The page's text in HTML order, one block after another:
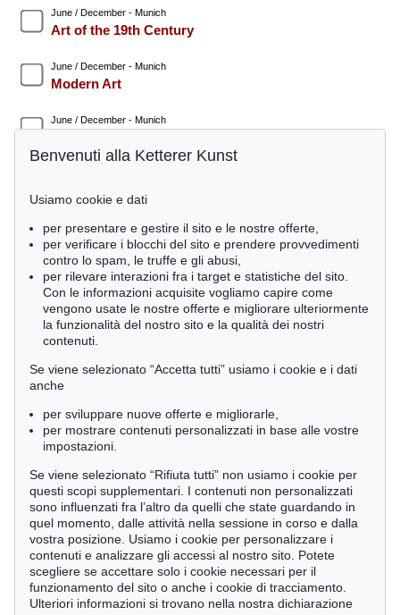
June / December - Munich
Art of the 19th Century
June / December - Munich
Modern Art
June / December - Munich
May / November - Hamburg
Rare Books
È interessato alla/e categoria/e?
Arte figurativa dal 1970 a oggi
Consenso relativo alla tutela dei dati.
Acconsento ad essere informato da Ketterer Kunst GmbH &
Co. KG tramite e-mail in merito ad artisti / ambiti artistici /
esclusivamente a tale scopo e non verranno messi a
disposizione di terzi soggetti. È mia facoltà revocare il
presente consenso in qualsiasi momento tramite e-mail a
offers@kettererkunst.com, tramite lettera a 'Ketterer Kunst
GmbH & Co. KG, Joseph-Wild-Str. 18, 81829 Monaco di
Baviera (Germania)‘, oppure utilizzando il link di
cancellazione contenuto nelle mail.
Protezione dei dati
Benvenuti alla Ketterer Kunst
Usiamo cookie e dati
per presentare e gestire il sito e le nostre offerte,
per verificare i blocchi del sito e prendere provvedimenti
contro lo spam, le truffe e gli abusi,
per rilevare interazioni fra i target e statistiche del sito.
Con le informazioni acquisite vogliamo capire come
vengono usate le nostre offerte e migliorare ulteriormente
la funzionalità del nostro sito e la qualità dei nostri
contenuti.
Se viene selezionato “Accetta tutti” usiamo i cookie e i dati
anche
per sviluppare nuove offerte e migliorarle,
per mostrare contenuti personalizzati in base alle vostre
impostazioni.
Se viene selezionato “Rifiuta tutti” non usiamo i cookie per
questi scopi supplementari. I contenuti non personalizzati
sono influenzati fra l’altro da quelli che state guardando in
quel momento, dalle attività nella sessione in corso e dalla
vostra posizione. Usiamo i cookie per personalizzare i
contenuti e analizzare gli accessi al nostro sito. Potete
scegliere se accettare solo i cookie necessari per il
funzionamento del sito o anche i cookie di tracciamento.
Ulteriori informazioni si trovano nella nostra dichiarazione